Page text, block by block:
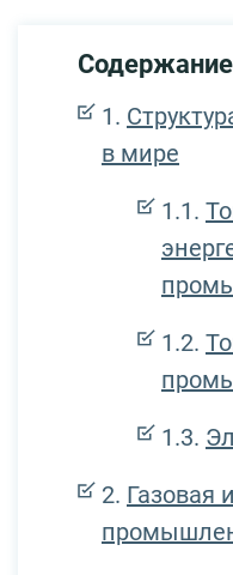
в мире
Газовая